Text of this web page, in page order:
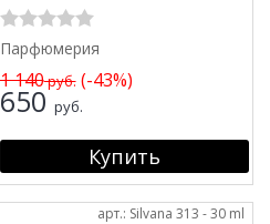
Парфюмерия
1 140руб.(-43%)
650 руб.
арт.: Silvana 313 - 30 ml